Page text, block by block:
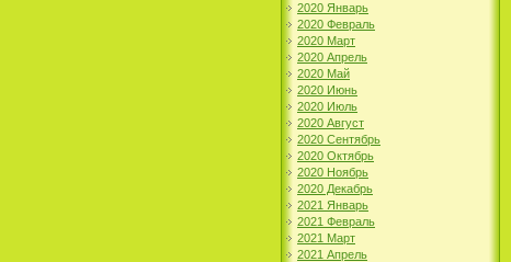
2020 Январь
2020 Февраль
2020 Март
2020 Апрель
2020 Май
2020 Июнь
2020 Июль
2020 Август
2020 Сентябрь
2020 Октябрь
2020 Ноябрь
2020 Декабрь
2021 Январь
2021 Февраль
2021 Март
2021 Апрель